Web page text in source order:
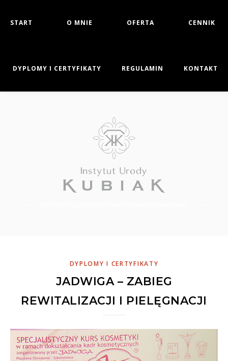
START O MNIE OFERTA CENNIK
DYPLOMY I CERTYFIKATY REGULAMIN KONTAKT
DYPLOMY I CERTYFIKATY
JADWIGA – ZABIEG
REWITALIZACJI I PIELĘGNACJI